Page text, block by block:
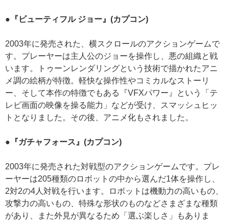
●『ビューティフル ジョー』(カプコン)
2003年に発売された、横スクロールのアクションゲームで
す。プレーヤーは主人公のジョーを操作し、悪の組織と戦
います。トゥーンレンダリングという技術で描かれたアニ
メ調の絵柄が特徴。軽快な操作性やコミカルなストーリ
ー、そして本作の特徴でもある『VFXパワー』という「テ
レビ画面の映像を操る能力」などが受け、スマッシュヒッ
トとなりました。その後、アニメ化もされました。
●『ガチャフォース』(カプコン)
2003年に発売された対戦型のアクションゲームです。プレ
ーヤーは205種類のロボットの中から選んだ1体を操作し、
2対2の4人対戦を行います。ロボットは機動力の高いもの、
攻撃力の高いもの、特殊な形状のものなどさまざまな種類
があり、また外見が異なるため「選ぶ楽しさ」もありま